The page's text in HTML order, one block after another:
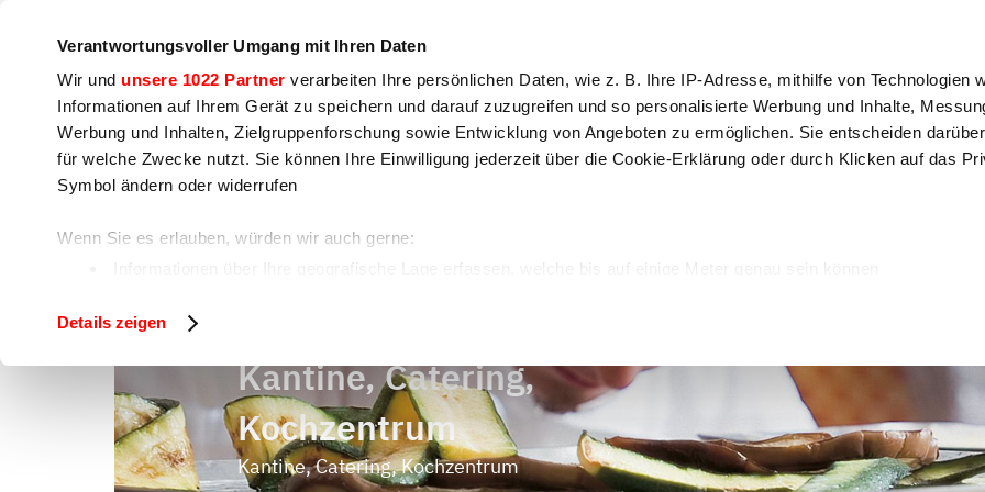
Verantwortungsvoller Umgang mit Ihren Daten
Wir und unsere 1022 Partner verarbeiten Ihre persönlichen Daten, wie z. B. Ihre IP-Adresse, mithilfe von Technologien
Informationen auf Ihrem Gerät zu speichern und darauf zuzugreifen und so personalisierte Werbung und Inhalte,
Werbung und Inhalten, Zielgruppenforschung sowie Entwicklung von Angeboten zu ermöglichen. Sie entscheiden
für welche Zwecke nutzt. Sie können Ihre Einwilligung jederzeit über die Cookie-Erklärung oder durch Klicken auf das
Symbol ändern oder widerrufen
Wenn Sie es erlauben, würden wir auch gerne:
Erfahren Sie mehr darüber, wie Ihre persönlichen Daten verarbeitet werden, und legen Sie Ihre Präferenzen im
Wir verwenden Cookies, um Inhalte und Anzeigen zu personalisieren, Funktionen für soziale Medien anbieten zu können
auf unsere Website zu analysieren. Außerdem geben wir Informationen zu Ihrer Verwendung unserer Website an unsere
soziale Medien, Werbung und Analysen weiter. Unsere Partner führen diese Informationen möglicherweise mit weiteren
zusammen, die Sie ihnen bereitgestellt haben oder die sie im Rahmen Ihrer Nutzung der Dienste gesammelt haben.
Details zeigen
Kochen Lebensmittelzubereitung
Auslage und
Home Kantine, Catering, Kochzentrum
Kantine, Catering,
Kochzentrum
Kantine, Catering, Kochzentrum